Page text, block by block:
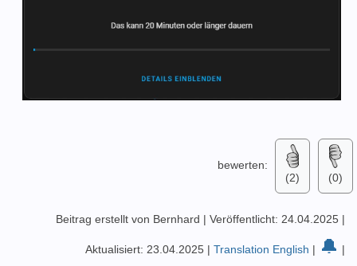
bewerten:
(2)
(0)
Beitrag erstellt von Bernhard | Veröffentlicht: 24.04.2025 |
Aktualisiert: 23.04.2025 | Translation English | 🔔 |